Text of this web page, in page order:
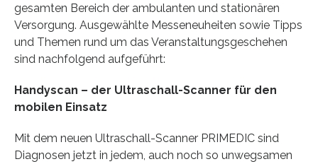
gesamten Bereich der ambulanten und stationären
Versorgung. Ausgewählte Messeneuheiten sowie Tipps
und Themen rund um das Veranstaltungsgeschehen
sind nachfolgend aufgeführt:
Handyscan – der Ultraschall-Scanner für den
mobilen Einsatz
Mit dem neuen Ultraschall-Scanner PRIMEDIC sind
Diagnosen jetzt in jedem, auch noch so unwegsamen